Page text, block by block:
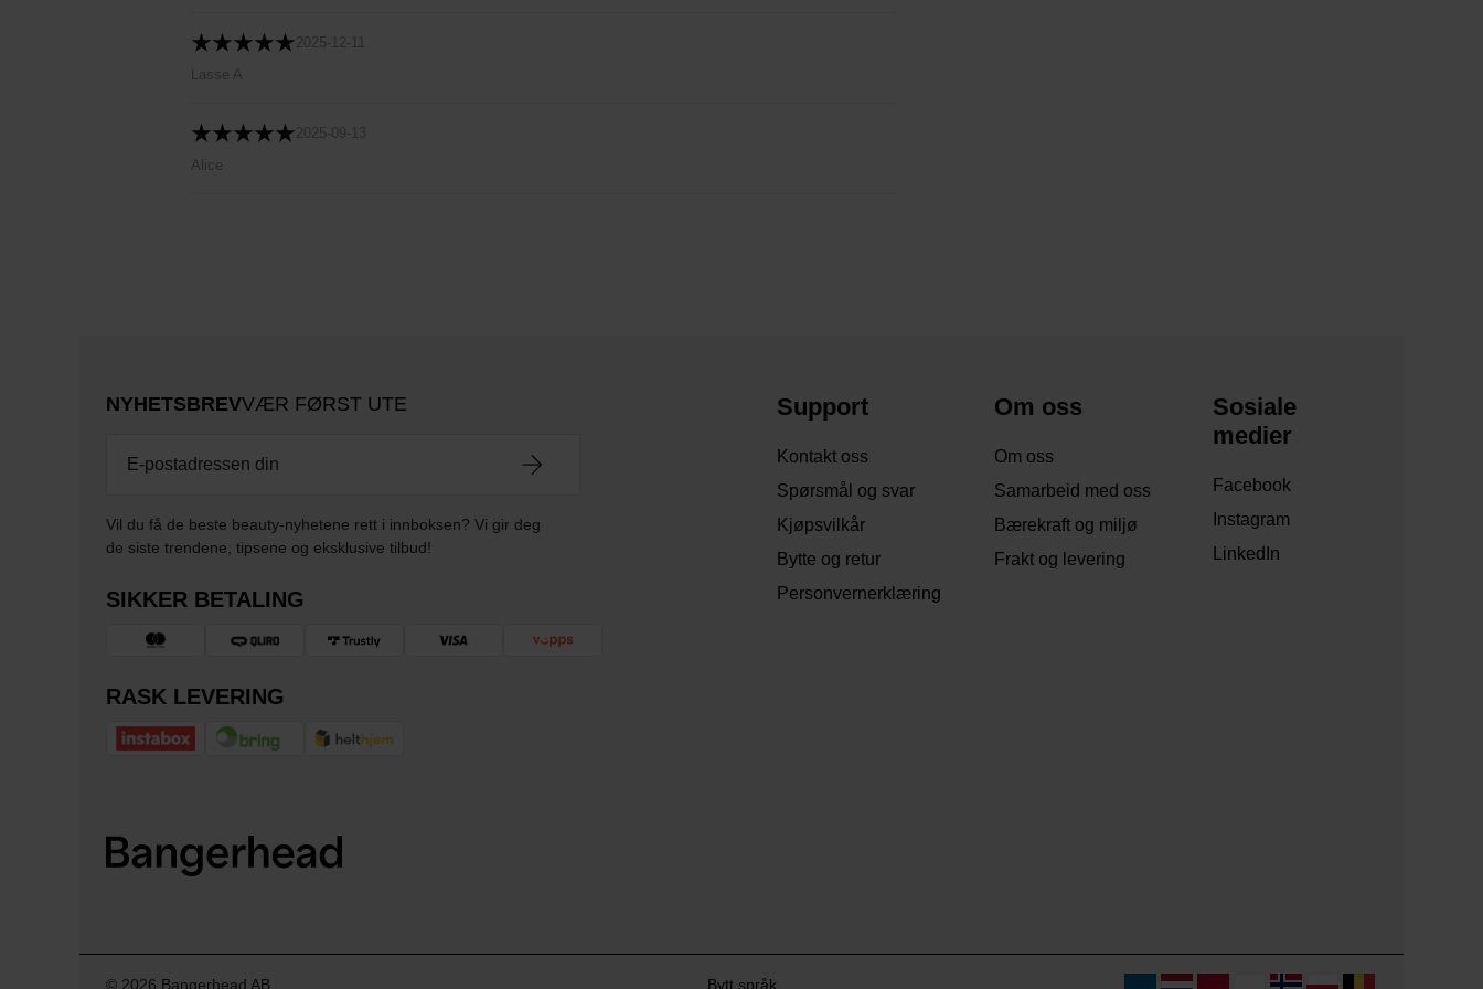
2025-12-11
Lasse A
2025-09-13
Alice
NYHETSBREVVÆR FØRST UTE
Vil du få de beste beauty-nyhetene rett i innboksen? Vi gir deg
de siste trendene, tipsene og eksklusive tilbud!
SIKKER BETALING
RASK LEVERING
Support
Kontakt oss
Spørsmål og svar
Kjøpsvilkår
Bytte og retur
Personvernerklæring
Om oss
Om oss
Samarbeid med oss
Bærekraft og miljø
Frakt og levering
Sosiale
medier
Facebook
Instagram
LinkedIn
© 2026 Bangerhead AB Bytt språk